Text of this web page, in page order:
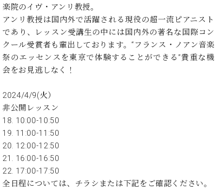
タ
イ
ン
レ
ジ
デ
ン
C.
ベ
ヒ
シ
ュ
タ
ン
ノ
製
造
番
号
タ
イ
ン
を
く
前
ベ
ヒ
ュ
タ
イ
ン・
シ
ャ
ン
ペ
ー
ン
ン
ー
ト
レ
ッ
ス
ン
店
舗・
サ
ロ
ン・
調
に
学
ぶ
方
ま
で
大
迎。
ベヒ
シュ
タイ
ン・
シュ
ーレ
会
社
案
お
問
楽院のイヴ・アンリ教授。
アンリ教授は国内外で活躍される現役の超一流ピアニスト
であり、レッスン受講生の中には国内外の著名な国際コン
クール受賞者も輩出しております。“フランス・ノアン音楽
祭のエッセンスを東京で体験することができる”貴重な機
会をお見逃しなく！
2024/4/9(火）
非公開レッスン
18. 10:00-10:50
19. 11:00-11:50
20. 12:00-12:50
21. 16:00-16:50
22. 17:00-17:50
全日程については、チラシまたは下記をご確認ください。